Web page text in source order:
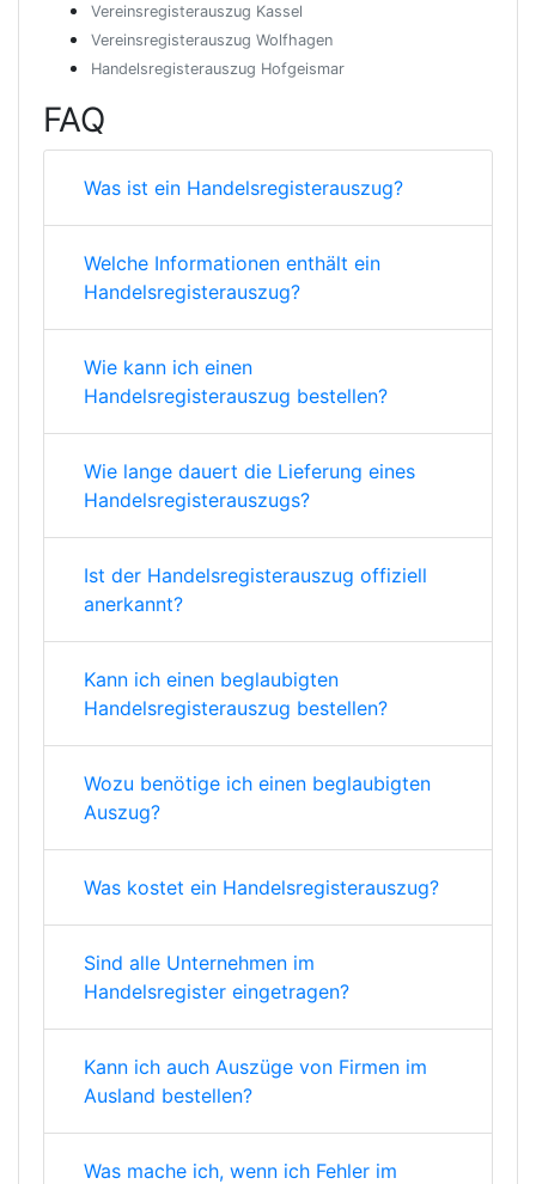
Vereinsregisterauszug Kassel
Vereinsregisterauszug Wolfhagen
Handelsregisterauszug Hofgeismar
FAQ
Was ist ein Handelsregisterauszug?
Welche Informationen enthält ein
Handelsregisterauszug?
Wie kann ich einen
Handelsregisterauszug bestellen?
Wie lange dauert die Lieferung eines
Handelsregisterauszugs?
Ist der Handelsregisterauszug offiziell
anerkannt?
Kann ich einen beglaubigten
Handelsregisterauszug bestellen?
Wozu benötige ich einen beglaubigten
Auszug?
Was kostet ein Handelsregisterauszug?
Sind alle Unternehmen im
Handelsregister eingetragen?
Kann ich auch Auszüge von Firmen im
Ausland bestellen?
Was mache ich, wenn ich Fehler im